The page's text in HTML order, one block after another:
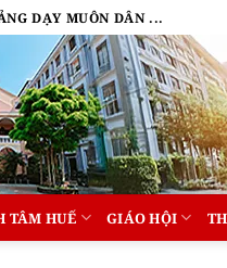
DẠY MUÔN DÂN ...
TÂM HUẾ GIÁO HỘI